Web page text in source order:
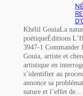
Khélil GouiaLa
poétiqueÉditions
3947-1 Commander
Gouia, artiste et
artistique en
s’identifier au
annonce sa
nature et l’effet de…